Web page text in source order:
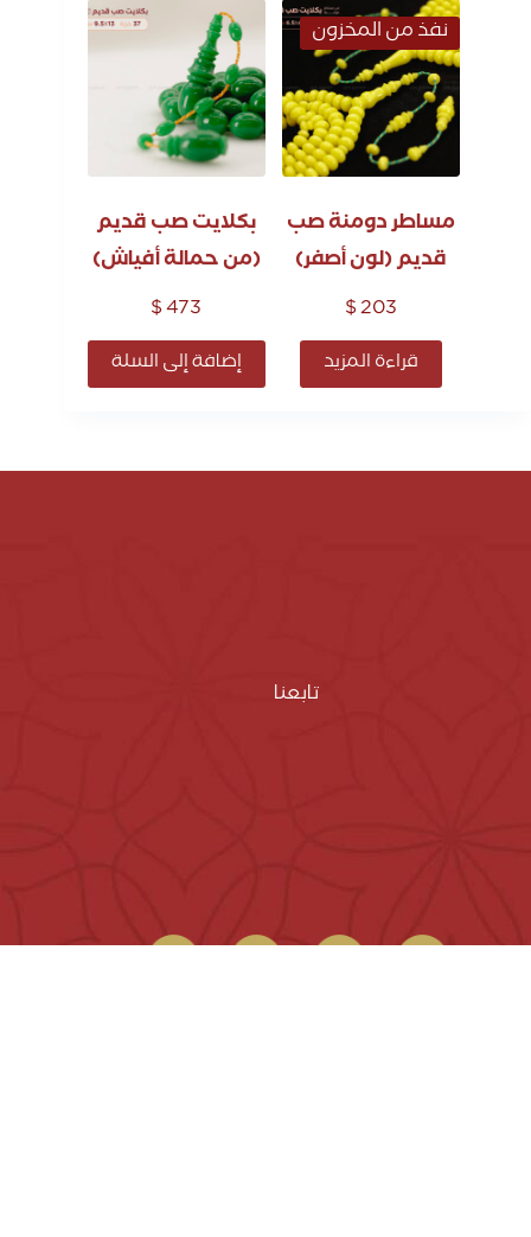
نفذ من المخزون
مساطر دومنة صب
قديم (لون أصفر)
$203
قراءة المزيد
بكلايت صب قديم
(من حمالة أفياش)
$473
إضافة إلى السلة
تابعنا